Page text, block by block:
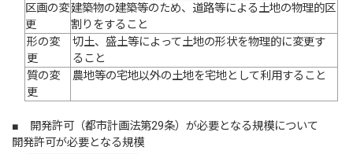
区画の変
更
建築物の建築等のため、道路等による土地の物理的区
割りをすること
形の変
更
切土、盛土等によって土地の形状を物理的に変更す
ること
質の変
更
農地等の宅地以外の土地を宅地として利用すること
■ 開発許可（都市計画法第29条）が必要となる規模について
開発許可が必要となる規模